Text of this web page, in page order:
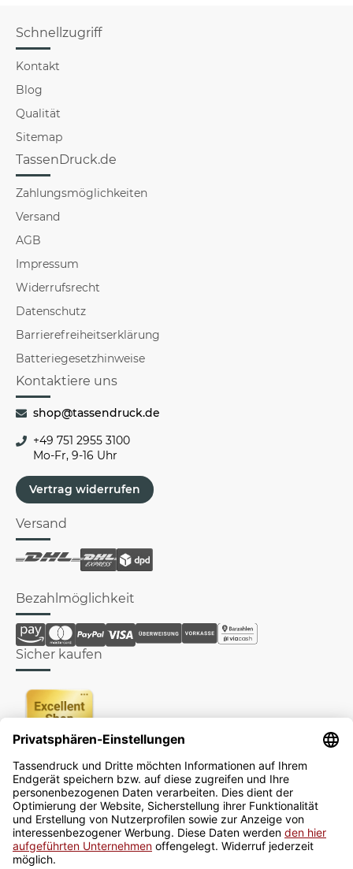
Schnellzugriff
Kontakt
Blog
Qualität
Sitemap
TassenDruck.de
Zahlungsmöglichkeiten
Versand
AGB
Impressum
Widerrufsrecht
Datenschutz
Barrierefreiheitserklärung
Batteriegesetzhinweise
Kontaktiere uns
shop@tassendruck.de
+49 751 2955 3100
Mo-Fr, 9-16 Uhr
Vertrag widerrufen
Versand
Bezahlmöglichkeit
Sicher kaufen
Newsletter